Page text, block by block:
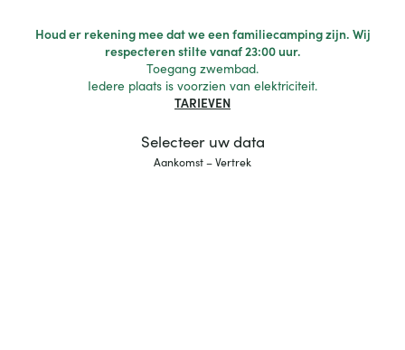
Houd er rekening mee dat we een familiecamping zijn. Wij
respecteren stilte vanaf 23:00 uur.
Toegang zwembad.
Iedere plaats is voorzien van elektriciteit.
TARIEVEN
Selecteer uw data
Aankomst – Vertrek